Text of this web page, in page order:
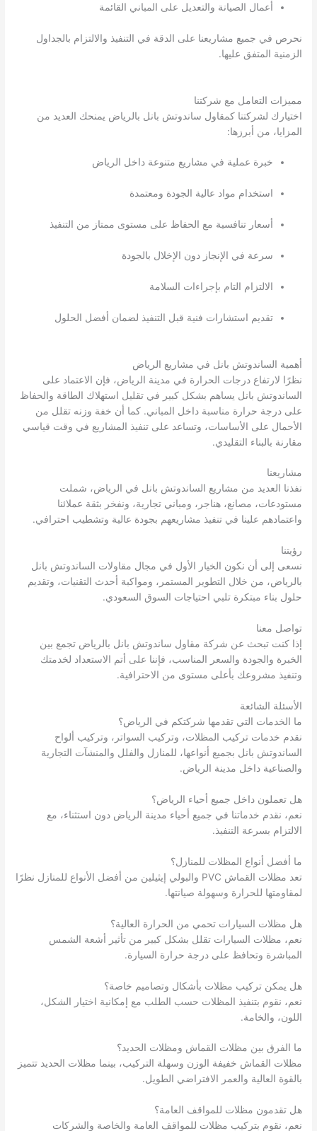
أعمال الصيانة والتعديل على المباني القائمة
نحرص في جميع مشاريعنا على الدقة في التنفيذ والالتزام بالجداول
الزمنية المتفق عليها.
مميزات التعامل مع شركتنا
اختيارك لشركتنا كمقاول ساندوتش بانل بالرياض يمنحك العديد من
المزايا، من أبرزها:
خبرة عملية في مشاريع متنوعة داخل الرياض
استخدام مواد عالية الجودة ومعتمدة
أسعار تنافسية مع الحفاظ على مستوى ممتاز من التنفيذ
سرعة في الإنجاز دون الإخلال بالجودة
الالتزام التام بإجراءات السلامة
تقديم استشارات فنية قبل التنفيذ لضمان أفضل الحلول
أهمية الساندوتش بانل في مشاريع الرياض
نظرًا لارتفاع درجات الحرارة في مدينة الرياض، فإن الاعتماد على
الساندوتش بانل يساهم بشكل كبير في تقليل استهلاك الطاقة والحفاظ
على درجة حرارة مناسبة داخل المباني. كما أن خفة وزنه تقلل من
الأحمال على الأساسات، وتساعد على تنفيذ المشاريع في وقت قياسي
مقارنة بالبناء التقليدي.
مشاريعنا
نفذنا العديد من مشاريع الساندوتش بانل في الرياض، شملت
مستودعات، مصانع، هناجر، ومباني تجارية، ونفخر بثقة عملائنا
واعتمادهم علينا في تنفيذ مشاريعهم بجودة عالية وتشطيب احترافي.
رؤيتنا
نسعى إلى أن نكون الخيار الأول في مجال مقاولات الساندوتش بانل
بالرياض، من خلال التطوير المستمر، ومواكبة أحدث التقنيات، وتقديم
حلول بناء مبتكرة تلبي احتياجات السوق السعودي.
تواصل معنا
إذا كنت تبحث عن شركة مقاول ساندوتش بانل بالرياض تجمع بين
الخبرة والجودة والسعر المناسب، فإننا على أتم الاستعداد لخدمتك
وتنفيذ مشروعك بأعلى مستوى من الاحترافية.
الأسئلة الشائعة
ما الخدمات التي تقدمها شركتكم في الرياض؟
نقدم خدمات تركيب المظلات، وتركيب السواتر، وتركيب ألواح
الساندوتش بانل بجميع أنواعها، للمنازل والفلل والمنشآت التجارية
والصناعية داخل مدينة الرياض.
هل تعملون داخل جميع أحياء الرياض؟
نعم، نقدم خدماتنا في جميع أحياء مدينة الرياض دون استثناء، مع
الالتزام بسرعة التنفيذ.
ما أفضل أنواع المظلات للمنازل؟
تعد مظلات القماش PVC والبولي إيثيلين من أفضل الأنواع للمنازل نظرًا
لمقاومتها للحرارة وسهولة صيانتها.
هل مظلات السيارات تحمي من الحرارة العالية؟
نعم، مظلات السيارات تقلل بشكل كبير من تأثير أشعة الشمس
المباشرة وتحافظ على درجة حرارة السيارة.
هل يمكن تركيب مظلات بأشكال وتصاميم خاصة؟
نعم، نقوم بتنفيذ المظلات حسب الطلب مع إمكانية اختيار الشكل،
اللون، والخامة.
ما الفرق بين مظلات القماش ومظلات الحديد؟
مظلات القماش خفيفة الوزن وسهلة التركيب، بينما مظلات الحديد تتميز
بالقوة العالية والعمر الافتراضي الطويل.
هل تقدمون مظلات للمواقف العامة؟
نعم، نقوم بتركيب مظلات للمواقف العامة والخاصة والشركات